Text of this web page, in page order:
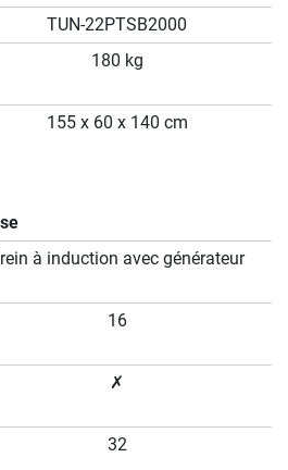
TUN-22PTSB2000
180 kg
155 x 60 x 140 cm
à induction avec générateur
16
✗
32